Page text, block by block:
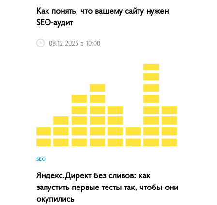
Как понять, что вашему сайту нужен
SEO-аудит
08.12.2025 в 10:00
SEO
Яндекс.Директ без сливов: как
запустить первые тесты так, чтобы они
окупились